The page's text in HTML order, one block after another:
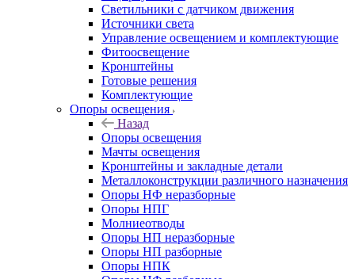
Светильники с датчиком движения
Источники света
Управление освещением и комплектующие
Фитоосвещение
Кронштейны
Готовые решения
Комплектующие
Опоры освещения
Назад
Опоры освещения
Мачты освещения
Кронштейны и закладные детали
Металлоконструкции различного назначения
Опоры НФ неразборные
Опоры НПГ
Молниеотводы
Опоры НП неразборные
Опоры НП разборные
Опоры НПК